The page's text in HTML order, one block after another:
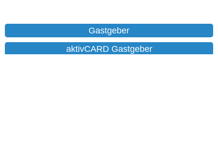
Gastgeber
aktivCARD Gastgeber